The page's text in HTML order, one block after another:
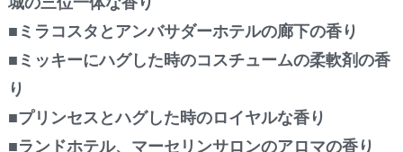
■ミラコスタとアンバサダーホテルの廊下の香り
■ミッキーにハグした時のコスチュームの柔軟剤の香
り
■プリンセスとハグした時のロイヤルな香り
■ランドホテル、マーセリンサロンのアロマの香り